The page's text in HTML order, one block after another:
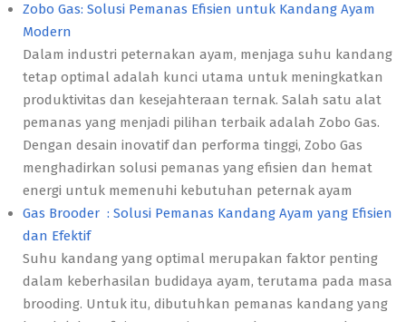
Zobo Gas: Solusi Pemanas Efisien untuk Kandang Ayam
Modern
Dalam industri peternakan ayam, menjaga suhu kandang
tetap optimal adalah kunci utama untuk meningkatkan
produktivitas dan kesejahteraan ternak. Salah satu alat
pemanas yang menjadi pilihan terbaik adalah Zobo Gas.
Dengan desain inovatif dan performa tinggi, Zobo Gas
menghadirkan solusi pemanas yang efisien dan hemat
energi untuk memenuhi kebutuhan peternak ayam
Gas Brooder : Solusi Pemanas Kandang Ayam yang Efisien
dan Efektif
Suhu kandang yang optimal merupakan faktor penting
dalam keberhasilan budidaya ayam, terutama pada masa
brooding. Untuk itu, dibutuhkan pemanas kandang yang